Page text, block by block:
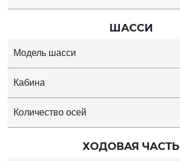
ШАССИ
Модель шасси
Кабина
Количество осей
ХОДОВАЯ ЧАСТЬ